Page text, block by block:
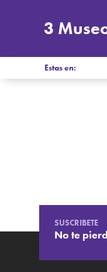
3
Estas en:
SUSCRIBETE
No te